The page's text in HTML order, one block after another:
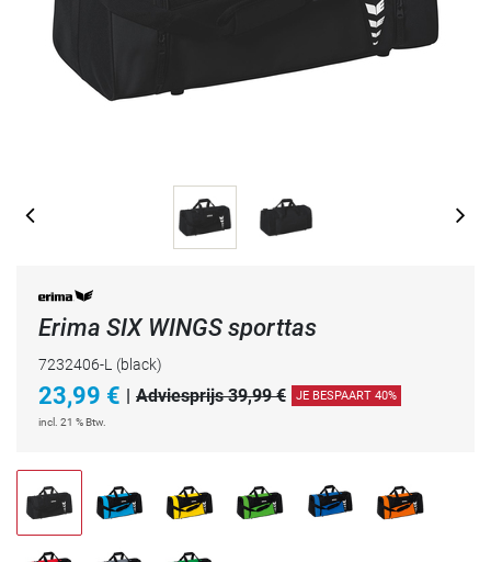
Erima SIX WINGS sporttas
7232406-L (black)
23,99 € | Adviesprijs 39,99 € JE BESPAART 40%
incl. 21 % Btw.